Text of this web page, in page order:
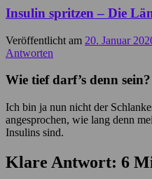
Insulin spritzen – Die
Veröffentlicht am 20. Januar
Antworten
Wie tief darf’s denn sein?
Ich bin ja nun nicht der
angesprochen, wie lang denn
Insulins sind.
Klare Antwort: 6